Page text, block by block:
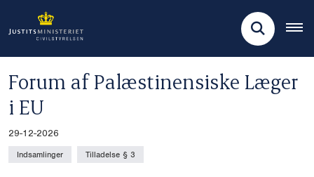
Forum af Palæstinensiske Læger
i EU
29-12-2026
Indsamlinger Tilladelse § 3